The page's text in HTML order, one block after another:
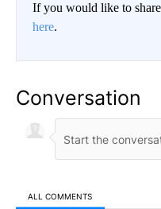
If you would like to
here.
Conversation
ALL COMMENTS